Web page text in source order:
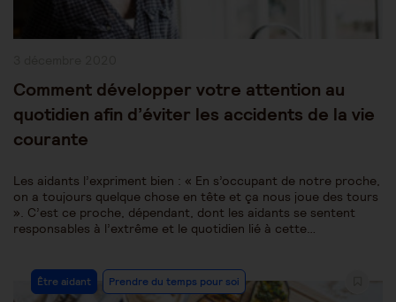
Comment développer votre attention au
quotidien afin d’éviter les accidents de la vie
courante
Les aidants l’expriment bien : « En s’occupant de notre proche,
on a toujours quelque chose en tête et ça nous joue des tours
». C’est ce proche, dépendant, dont les aidants se sentent
responsables à l’extrême et le quotidien lié à cette…
Post
Category:
Être aidant Prendre du temps pour soi